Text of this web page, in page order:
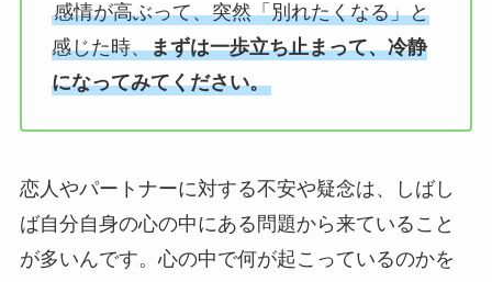
感情が高ぶって、突然「別れたくなる」と
感じた時、まずは一歩立ち止まって、冷静
になってみてください。
恋人やパートナーに対する不安や疑念は、しばし
ば自分自身の心の中にある問題から来ていること
が多いんです。心の中で何が起こっているのかを